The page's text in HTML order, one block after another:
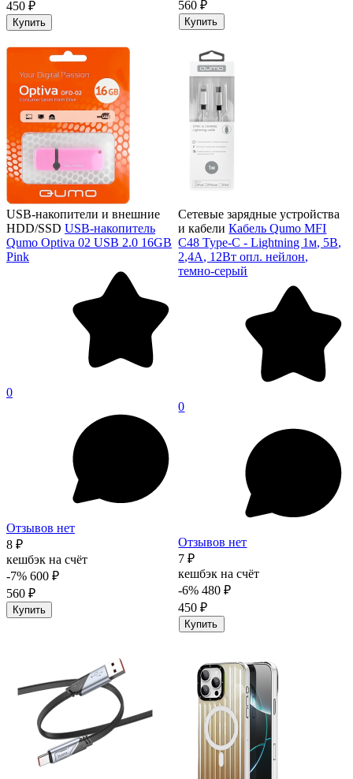
450 ₽
Купить
560 ₽
Купить
USB-накопители и внешние
HDD/SSD USB-накопитель
Qumo Optiva 02 USB 2.0 16GB
Pink
0
Отзывов нет
8 ₽
кешбэк на счёт
-7% 600 ₽
560 ₽
Купить
Сетевые зарядные устройства
и кабели Кабель Qumo MFI
С48 Type-С - Lightning 1м, 5В,
2,4A, 12Вт опл. нейлон,
темно-серый
0
Отзывов нет
7 ₽
кешбэк на счёт
-6% 480 ₽
450 ₽
Купить